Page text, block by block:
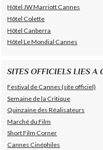
Hôtel JW Marriott Cannes
Hôtel Colette
Hôtel Canberra
Hôtel Le Mondial Cannes
SITES OFFICIELS LIES A
Festival de Cannes (site officiel)
Semaine de la Critique
Quinzaine des Réalisateurs
Marché du Film
Short Film Corner
Cannes Cinéphiles